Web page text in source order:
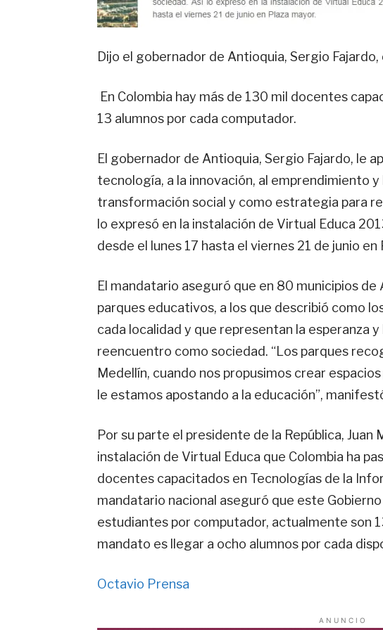
Dijo el gobernador de Antioquia, Sergio
En Colombia hay más de 130 mil docentes
13 alumnos por cada computador.
El gobernador de Antioquia, Sergio Fajardo, le
tecnología, a la innovación, al emprendimiento
transformación social y como estrategia para
lo expresó en la instalación de Virtual Educa
desde el lunes 17 hasta el viernes 21 de junio en
El mandatario aseguró que en 80 municipios
parques educativos, a los que describió como
cada localidad y que representan la esperanza y
reencuentro como sociedad. “Los parques
Medellín, cuando nos propusimos crear
le estamos apostando a la educación”,
Por su parte el presidente de la República, Juan
instalación de Virtual Educa que Colombia ha
docentes capacitados en Tecnologías de la
mandatario nacional aseguró que este
estudiantes por computador, actualmente son
mandato es llegar a ocho alumnos por cada
Octavio Prensa
A N U N C I O